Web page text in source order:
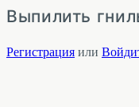
Выпилить
Регистрация или